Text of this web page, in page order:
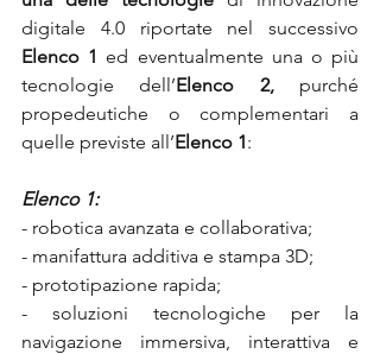
Elenco 1 ed eventualmente una o più
tecnologie dell’Elenco 2, purché
propedeutiche o complementari a
quelle previste all’Elenco 1:
Elenco 1:
- robotica avanzata e collaborativa;
- manifattura additiva e stampa 3D;
- prototipazione rapida;
- soluzioni tecnologiche per la
navigazione immersiva, interattiva e